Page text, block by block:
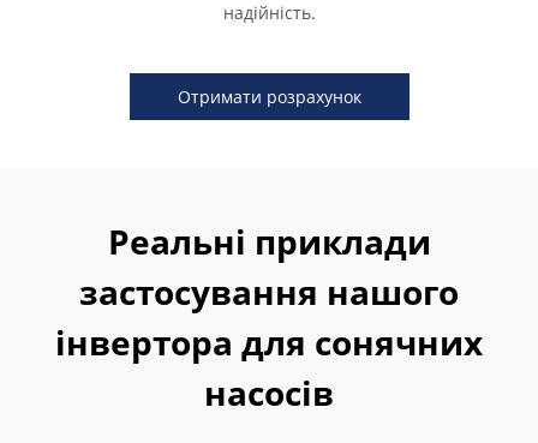
надійність.
Отримати розрахунок
Реальні приклади
застосування нашого
інвертора для сонячних
насосів